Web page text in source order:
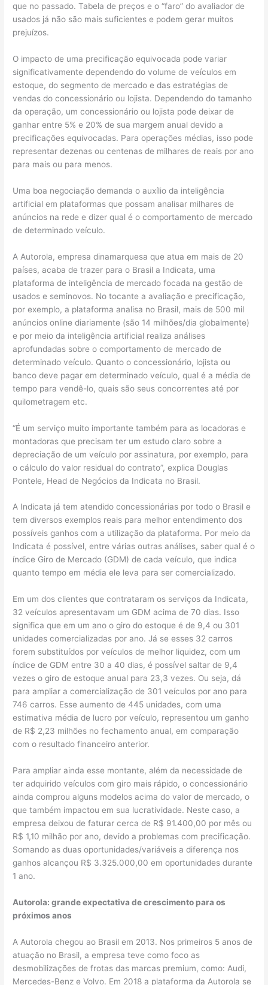
que no passado. Tabela de preços e o “faro” do avaliador de
usados já não são mais suficientes e podem gerar muitos
prejuízos.
O impacto de uma precificação equivocada pode variar
significativamente dependendo do volume de veículos em
estoque, do segmento de mercado e das estratégias de
vendas do concessionário ou lojista. Dependendo do tamanho
da operação, um concessionário ou lojista pode deixar de
ganhar entre 5% e 20% de sua margem anual devido a
precificações equivocadas. Para operações médias, isso pode
representar dezenas ou centenas de milhares de reais por ano
para mais ou para menos.
Uma boa negociação demanda o auxílio da inteligência
artificial em plataformas que possam analisar milhares de
anúncios na rede e dizer qual é o comportamento de mercado
de determinado veículo.
A Autorola, empresa dinamarquesa que atua em mais de 20
países, acaba de trazer para o Brasil a Indicata, uma
plataforma de inteligência de mercado focada na gestão de
usados e seminovos. No tocante a avaliação e precificação,
por exemplo, a plataforma analisa no Brasil, mais de 500 mil
anúncios online diariamente (são 14 milhões/dia globalmente)
e por meio da inteligência artificial realiza análises
aprofundadas sobre o comportamento de mercado de
determinado veículo. Quanto o concessionário, lojista ou
banco deve pagar em determinado veículo, qual é a média de
tempo para vendê-lo, quais são seus concorrentes até por
quilometragem etc.
“É um serviço muito importante também para as locadoras e
montadoras que precisam ter um estudo claro sobre a
depreciação de um veículo por assinatura, por exemplo, para
o cálculo do valor residual do contrato”, explica Douglas
Pontele, Head de Negócios da Indicata no Brasil.
A Indicata já tem atendido concessionárias por todo o Brasil e
tem diversos exemplos reais para melhor entendimento dos
possíveis ganhos com a utilização da plataforma. Por meio da
Indicata é possível, entre várias outras análises, saber qual é o
índice Giro de Mercado (GDM) de cada veículo, que indica
quanto tempo em média ele leva para ser comercializado.
Em um dos clientes que contrataram os serviços da Indicata,
32 veículos apresentavam um GDM acima de 70 dias. Isso
significa que em um ano o giro do estoque é de 9,4 ou 301
unidades comercializadas por ano. Já se esses 32 carros
forem substituídos por veículos de melhor liquidez, com um
índice de GDM entre 30 a 40 dias, é possível saltar de 9,4
vezes o giro de estoque anual para 23,3 vezes. Ou seja, dá
para ampliar a comercialização de 301 veículos por ano para
746 carros. Esse aumento de 445 unidades, com uma
estimativa média de lucro por veículo, representou um ganho
de R$ 2,23 milhões no fechamento anual, em comparação
com o resultado financeiro anterior.
Para ampliar ainda esse montante, além da necessidade de
ter adquirido veículos com giro mais rápido, o concessionário
ainda comprou alguns modelos acima do valor de mercado, o
que também impactou em sua lucratividade. Neste caso, a
empresa deixou de faturar cerca de R$ 91.400,00 por mês ou
R$ 1,10 milhão por ano, devido a problemas com precificação.
Somando as duas oportunidades/variáveis a diferença nos
ganhos alcançou R$ 3.325.000,00 em oportunidades durante
1 ano.
Autorola: grande expectativa de crescimento para os
próximos anos
A Autorola chegou ao Brasil em 2013. Nos primeiros 5 anos de
atuação no Brasil, a empresa teve como foco as
desmobilizações de frotas das marcas premium, como: Audi,
Mercedes-Benz e Volvo. Em 2018 a plataforma da Autorola se